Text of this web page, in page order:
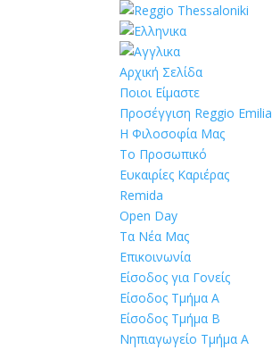
Αρχική Σελίδα
Ποιοι Είμαστε
Προσέγγιση Reggio Emilia
Η Φιλοσοφία Μας
Το Προσωπικό
Ευκαιρίες Καριέρας
Remida
Open Day
Τα Νέα Μας
Επικοινωνία
Είσοδος για Γονείς
Είσοδος Τμήμα Α
Είσοδος Τμήμα Β
Νηπιαγωγείο Τμήμα Α